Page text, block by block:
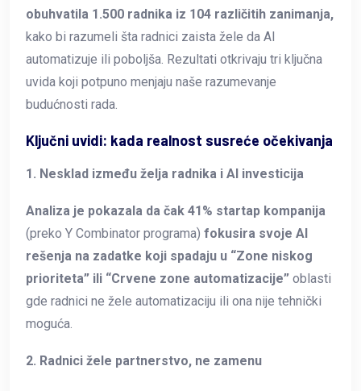
obuhvatila 1.500 radnika iz 104 različitih zanimanja,
kako bi razumeli šta radnici zaista žele da AI
automatizuje ili poboljša. Rezultati otkrivaju tri ključna
uvida koji potpuno menjaju naše razumevanje
budućnosti rada.
Ključni uvidi: kada realnost susreće očekivanja
1. Nesklad između želja radnika i AI investicija
Analiza je pokazala da čak 41% startap kompanija
(preko Y Combinator programa) fokusira svoje AI
rešenja na zadatke koji spadaju u “Zone niskog
prioriteta” ili “Crvene zone automatizacije” oblasti
gde radnici ne žele automatizaciju ili ona nije tehnički
moguća.
2. Radnici žele partnerstvo, ne zamenu